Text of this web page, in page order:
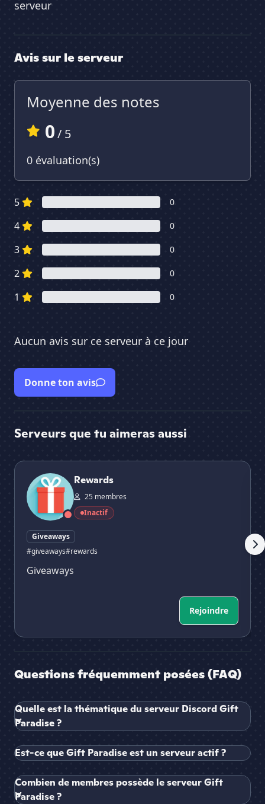
serveur
Avis sur le serveur
Moyenne des notes
0/ 5
0 évaluation(s)
5 0
4 0
3 0
2 0
1 0
Aucun avis sur ce serveur à ce jour
Donne ton avis
Serveurs que tu aimeras aussi
Rewards
Rewards
25 membres
Inactif
Giveaways
#giveaways#rewards
Giveaways
Rejoindre
Questions fréquemment posées (FAQ)
Quelle est la thématique du serveur Discord Gift
Paradise ?
Est-ce que Gift Paradise est un serveur actif ?
Combien de membres possède le serveur Gift
Paradise ?